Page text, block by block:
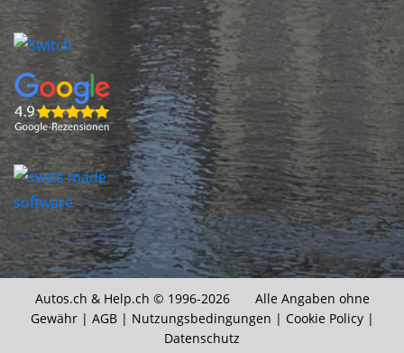
Autos.ch & Help.ch © 1996-2026 Alle Angaben ohne
Gewähr | AGB| Nutzungsbedingungen | Cookie Policy|
Datenschutz